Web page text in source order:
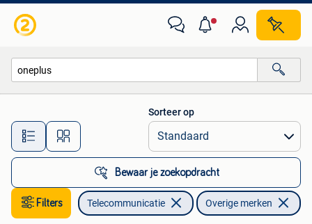
Alle afstanden…
Sorteer op
Bewaar je zoekopdracht
Filters Telecommunicatie Overige merken